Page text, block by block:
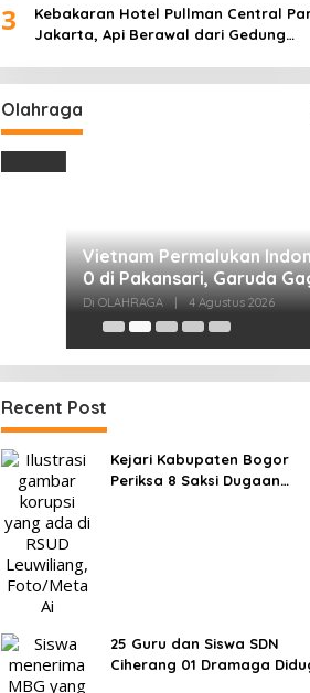
3
Kebakaran Hotel Pullman Central
Jakarta, Api Berawal dari Gedung
Olahraga
Vietnam Permalukan Indonesia 3-
Recent Post
Kejari Kabupaten Bogor
Periksa 8 Saksi Dugaan
25 Guru dan Siswa SDN
Ciherang 01 Dramaga